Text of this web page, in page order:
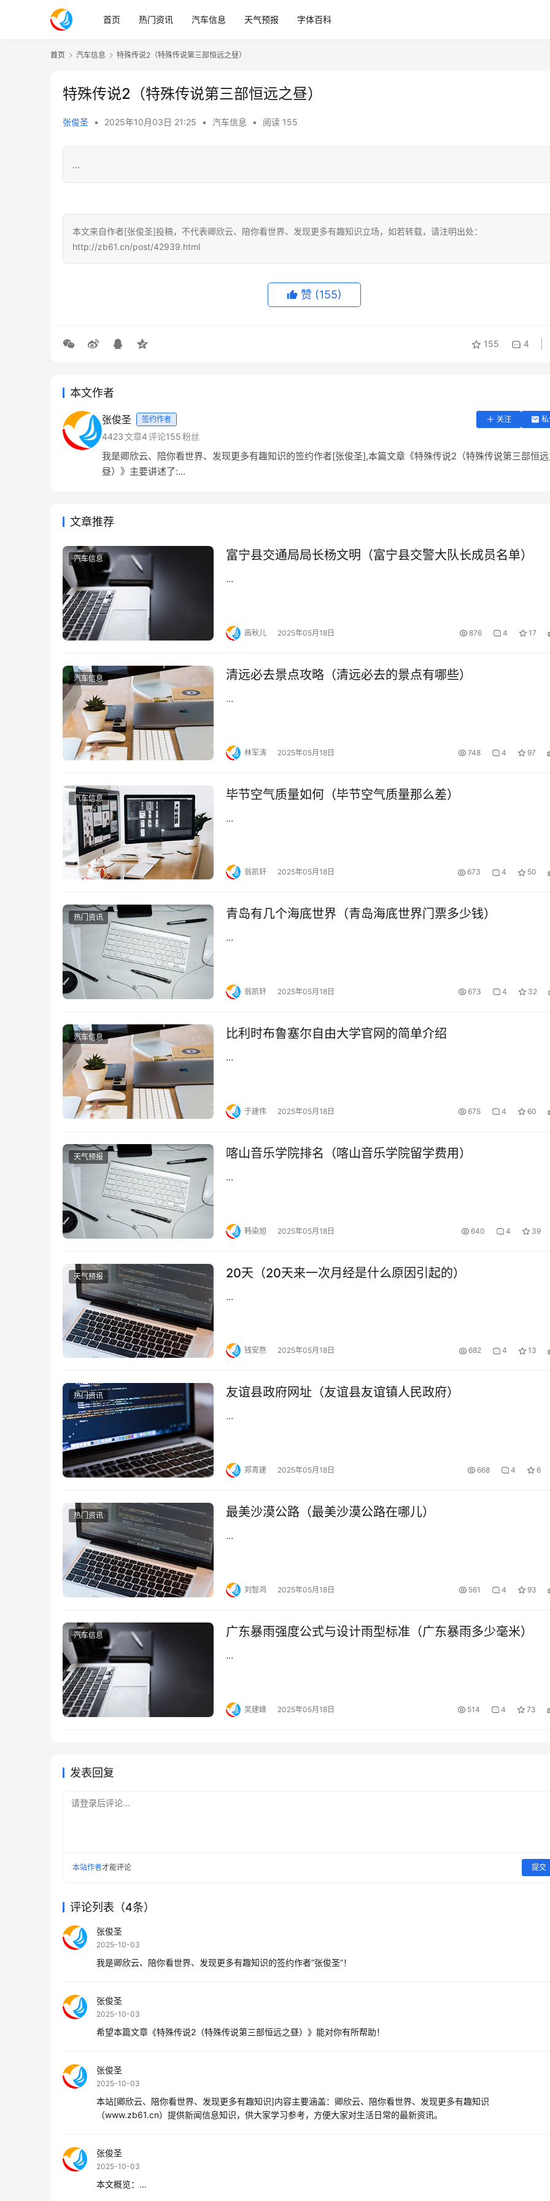
首页 热门资讯 汽车信息 天气预报 字体百科
首页 汽车信息 特殊传说2（特殊传说第三部恒远之昼）
特殊传说2（特殊传说第三部恒远之昼）
张俊圣 • 2025年10月03日 21:25 • 汽车信息 • 阅读 155
...
本文来自作者[张俊圣]投稿，不代表卿欣云、陪你看世界、发现更多有趣知识立场，如若转载，请注明出处：
http://zb61.cn/post/42939.html
赞 (155)
155 4
本文作者
张俊圣 签约作者 关注
4423文章4评论155粉丝
我是卿欣云、陪你看世界、发现更多有趣知识的签约作者[张俊圣],本篇文章《特殊传说2（特殊传说第三部恒
昼）》主要讲述了:...
文章推荐
汽车信息 富宁县交通局局长杨文明（富宁县交警大队长成员名单）
...
高秋儿 2025年05月18日 876 4 17
汽车信息 清远必去景点攻略（清远必去的景点有哪些）
...
林军涛 2025年05月18日 748 4 97
汽车信息 毕节空气质量如何（毕节空气质量那么差）
...
翁凯轩 2025年05月18日 673 4 50
热门资讯 青岛有几个海底世界（青岛海底世界门票多少钱）
...
翁凯轩 2025年05月18日 673 4 32
汽车信息 比利时布鲁塞尔自由大学官网的简单介绍
...
于建伟 2025年05月18日 675 4 60
天气预报 喀山音乐学院排名（喀山音乐学院留学费用）
...
韩染旭 2025年05月18日 640 4 39
天气预报 20天（20天来一次月经是什么原因引起的）
...
钱安熬 2025年05月18日 682 4 13
热门资讯 友谊县政府网址（友谊县友谊镇人民政府）
...
郑青建 2025年05月18日 668 4 6
热门资讯 最美沙漠公路（最美沙漠公路在哪儿）
...
刘智鸿 2025年05月18日 561 4 93
汽车信息 广东暴雨强度公式与设计雨型标准（广东暴雨多少毫米）
...
吴建峰 2025年05月18日 514 4 73
发表回复
请登录后评论...
本站作者才能评论 提交
评论列表（4条）
张俊圣
2025-10-03
我是卿欣云、陪你看世界、发现更多有趣知识的签约作者“张俊圣”！
张俊圣
2025-10-03
希望本篇文章《特殊传说2（特殊传说第三部恒远之昼）》能对你有所帮助！
张俊圣
2025-10-03
本站[卿欣云、陪你看世界、发现更多有趣知识]内容主要涵盖：卿欣云、陪你看世界、发现更多有趣知识
（www.zb61.cn）提供新闻信息知识，供大家学习参考，方便大家对生活日常的最新资讯。
张俊圣
2025-10-03
本文概览：...